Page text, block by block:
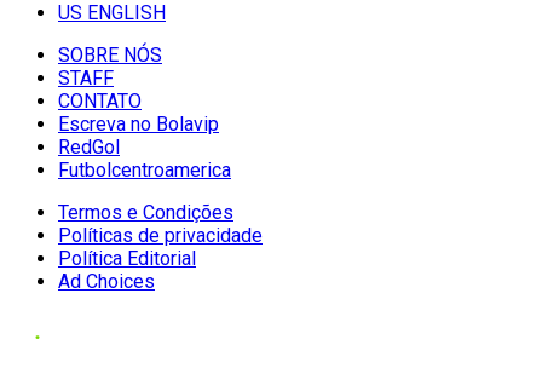
US ENGLISH
SOBRE NÓS
STAFF
CONTATO
Escreva no Bolavip
RedGol
Futbolcentroamerica
Termos e Condições
Políticas de privacidade
Política Editorial
Ad Choices